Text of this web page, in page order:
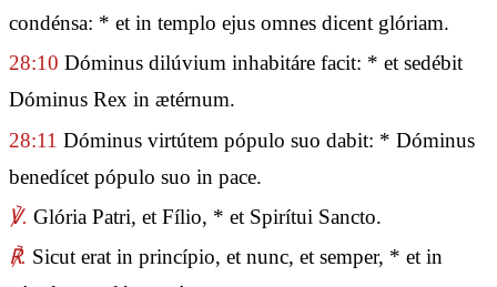
condénsa: * et in templo ejus omnes dicent glóriam.
28:10 Dóminus dilúvium inhabitáre facit: * et sedébit
Dóminus Rex in ætérnum.
28:11 Dóminus virtútem pópulo suo dabit: * Dóminus
benedícet pópulo suo in pace.
℣. Glória Patri, et Fílio, * et Spirítui Sancto.
℟. Sicut erat in princípio, et nunc, et semper, * et in